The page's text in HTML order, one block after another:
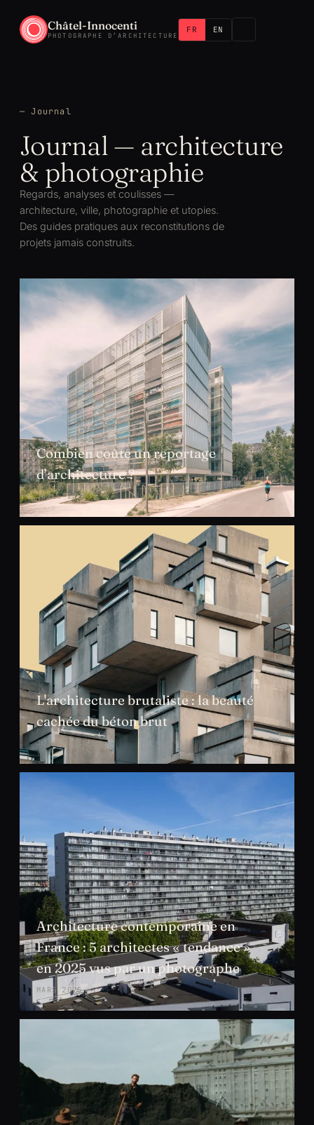
Châtel-Innocenti
PHOTOGRAPHE D’ARCHITECTURE
FR EN
— Journal
Journal — architecture
& photographie
Regards, analyses et coulisses —
architecture, ville, photographie et utopies.
Des guides pratiques aux reconstitutions de
projets jamais construits.
Combien coûte un reportage
d’architecture ?
JUIL. 2026
L'architecture brutaliste : la beauté
cachée du béton brut
JUIL. 2026
Architecture contemporaine en
France : 5 architectes « tendance »
en 2025 vus par un photographe
MARS 2025